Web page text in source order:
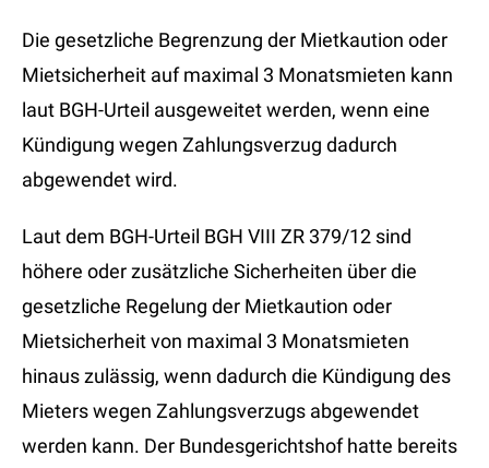
Die gesetzliche Begrenzung der Mietkaution oder
Mietsicherheit auf maximal 3 Monatsmieten kann
laut BGH-Urteil ausgeweitet werden, wenn eine
Kündigung wegen Zahlungsverzug dadurch
abgewendet wird.
Laut dem BGH-Urteil BGH VIII ZR 379/12 sind
höhere oder zusätzliche Sicherheiten über die
gesetzliche Regelung der Mietkaution oder
Mietsicherheit von maximal 3 Monatsmieten
hinaus zulässig, wenn dadurch die Kündigung des
Mieters wegen Zahlungsverzugs abgewendet
werden kann. Der Bundesgerichtshof hatte bereits